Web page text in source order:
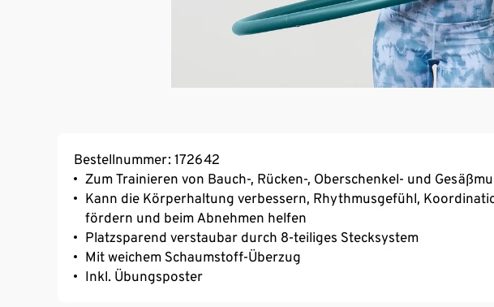
Bestellnummer: 172642
Zum Trainieren von Bauch-, Rücken-, Oberschenkel- und
Kann die Körperhaltung verbessern, Rhythmusgefühl,
fördern und beim Abnehmen helfen
Platzsparend verstaubar durch 8-teiliges Stecksystem
Mit weichem Schaumstoff-Überzug
Inkl. Übungsposter